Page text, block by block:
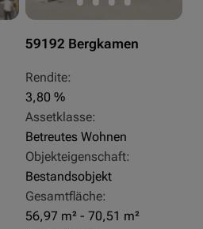
59192 Bergkamen
Rendite:
3,80 %
Assetklasse:
Betreutes Wohnen
Objekteigenschaft:
Bestandsobjekt
Gesamtfläche:
56,97 m² - 70,51 m²